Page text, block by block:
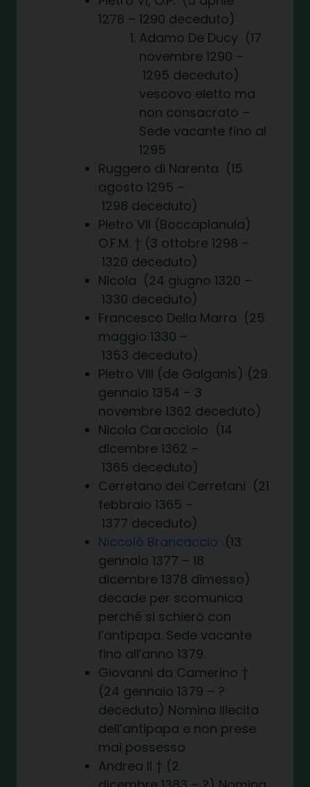
1278 – 1290 deceduto)
Adamo De Ducy (17
novembre 1290 –
1295 deceduto)
vescovo eletto ma
non consacrato –
Sede vacante fino al
1295
Ruggero di Narenta (15
agosto 1295 –
1298 deceduto)
Pietro VII (Boccaplanula)
O.F.M. † (3 ottobre 1298 –
1320 deceduto)
Nicola (24 giugno 1320 –
1330 deceduto)
Francesco Della Marra (25
maggio 1330 –
1353 deceduto)
Pietro VIII (de Galganis) (29
gennaio 1354 – 3
novembre 1362 deceduto)
Nicola Caracciolo (14
dicembre 1362 –
1365 deceduto)
Cerretano dei Cerretani (21
febbraio 1365 –
1377 deceduto)
Niccolò Brancaccio (13
gennaio 1377 – 18
dicembre 1378 dimesso)
decade per scomunica
perché si schierò con
l’antipapa. Sede vacante
fino all’anno 1379.
Giovanni da Camerino †
(24 gennaio 1379 – ?
deceduto) Nomina illecita
dell’antipapa e non prese
mai possesso
Andrea II † (2